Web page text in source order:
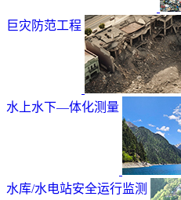
巨灾防范工程
水上水下—体化测量
水库/水电站安全运行监测